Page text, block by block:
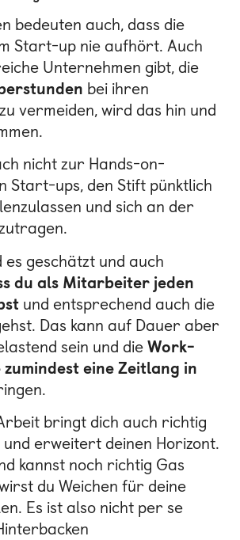
bedeuten auch, dass die
Start-up nie aufhört. Auch
Unternehmen gibt, die
bei ihren
vermeiden, wird das hin und
nicht zur Hands-on-
Start-ups, den Stift pünktlich
und sich an der
geschätzt und auch
du als Mitarbeiter jeden
und entsprechend auch die
Das kann auf Dauer aber
sein und die Work-
eine Zeitlang in
bringt dich auch richtig
erweitert deinen Horizont.
kannst noch richtig Gas
du Weichen für deine
Es ist also nicht per se